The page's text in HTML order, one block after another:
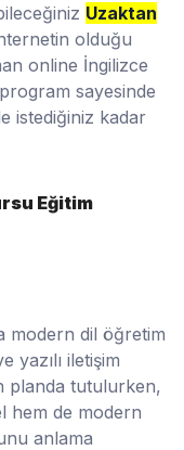
Uzaktan
olduğu
online İngilizce
sayesinde
istediğiniz kadar
Eğitim
modern dil öğretim
yazılı iletişim
planda tutulurken,
hem de modern
anlama